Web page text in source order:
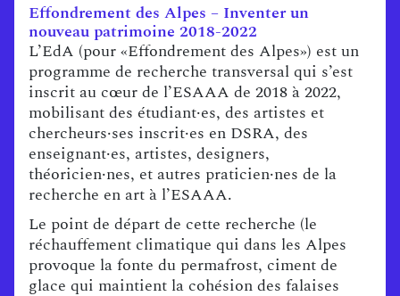
Effondrement des Alpes – Inventer un
nouveau patrimoine 2018-2022
L’EdA (pour «Effondrement des Alpes») est un
programme de recherche transversal qui s’est
inscrit au cœur de l’ESAAA de 2018 à 2022,
mobilisant des étudiant·es, des artistes et
chercheurs·ses inscrit·es en DSRA, des
enseignant·es, artistes, designers,
théoricien·nes, et autres praticien·nes de la
recherche en art à l’ESAAA.
Le point de départ de cette recherche (le
réchauffement climatique qui dans les Alpes
provoque la fonte du permafrost, ciment de
glace qui maintient la cohésion des falaises